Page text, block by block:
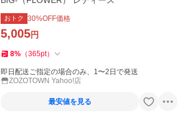
おトク 30%OFF価格
5,005円
8% （365pt）
即日配送ご指定の場合のみ、1〜2日で発送
ZOZOTOWN Yahoo!店
最安値を見る